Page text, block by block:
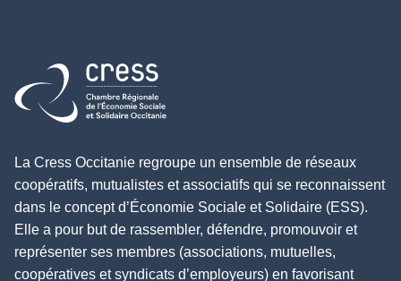
Retour à l'accueil
La Cress Occitanie regroupe un ensemble de réseaux
coopératifs, mutualistes et associatifs qui se reconnaissent
dans le concept d’Économie Sociale et Solidaire (ESS).
Elle a pour but de rassembler, défendre, promouvoir et
représenter ses membres (associations, mutuelles,
coopératives et syndicats d’employeurs) en favorisant